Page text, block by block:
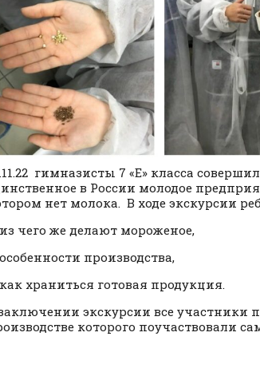
гимназисты 7 «Е» класса
в России молодое
нет молока. В ходе экскурсии
чего же делают мороженое,
производства,
храниться готовая продукция.
экскурсии все участники
которого поучаствовали